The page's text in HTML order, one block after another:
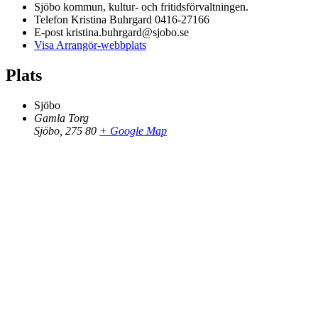
Sjöbo kommun, kultur- och fritidsförvaltningen.
Telefon Kristina Buhrgard 0416-27166
E-post kristina.buhrgard@sjobo.se
Visa Arrangör-webbplats
Plats
Sjöbo
Gamla Torg
Sjöbo 275 80 + Google Map